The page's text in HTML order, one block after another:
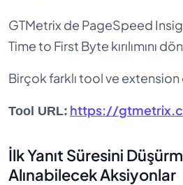
GTMetrix de PageSpeed
Time to First Byte kırılımını
Birçok farklı tool ve extension
Tool URL: https://
İlk Yanıt Süresini
Alınabilecek Aksiyonlar